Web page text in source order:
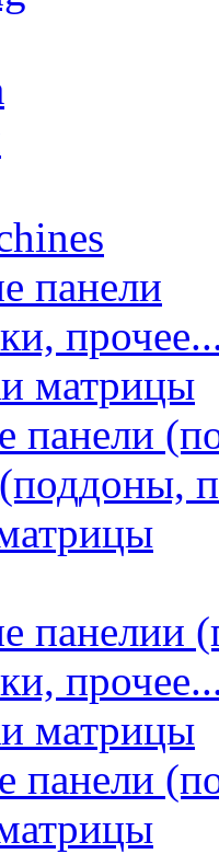
панели
матрицы
панели
панелии
матрицы
панели